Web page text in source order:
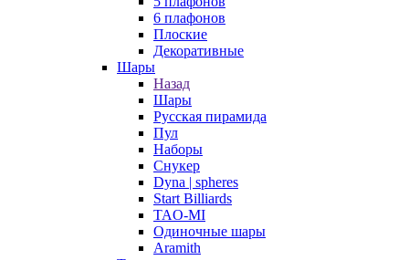
6 плафонов
Плоские
Декоративные
Шары
Назад
Шары
Русская пирамида
Пул
Наборы
Снукер
Dyna | spheres
Start Billiards
TAO-MI
Одиночные шары
Aramith